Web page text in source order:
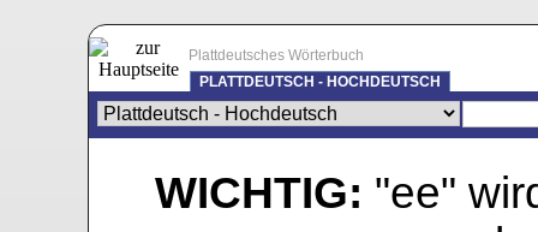
Plattdeutsches Wörterbuch
PLATTDEUTSCH - HOCHDEUTSCH
WICHTIG: "ee"